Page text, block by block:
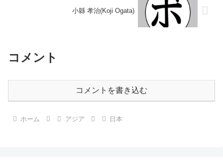
小縣 孝治(Koji Ogata)
コメント
コメントを書き込む
ホーム アジア 日本